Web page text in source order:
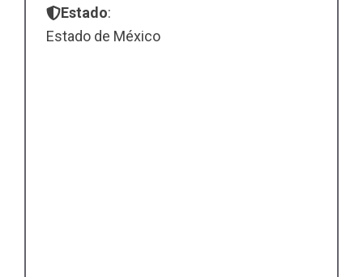
Estado:
Estado de México